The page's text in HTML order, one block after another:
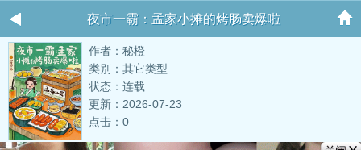
夜市一霸：孟家小摊的烤肠卖爆啦
作者：秘橙
类别：其它类型
状态：连载
更新：2026-07-23
点击：0